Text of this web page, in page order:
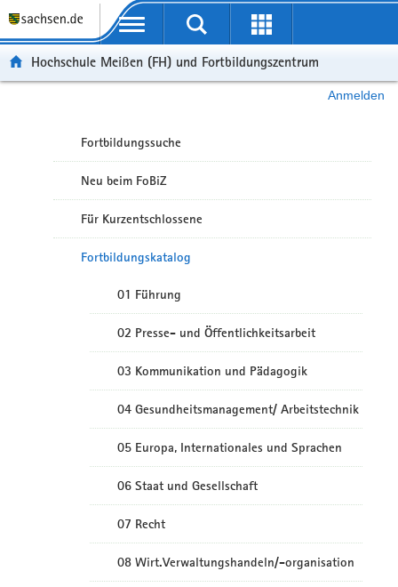
Portalübergreifende Navigation
Hochschule Meißen (FH) und Fortbildungszentrum
Anmelden
Fortbildungssuche
Neu beim FoBiZ
Für Kurzentschlossene
Fortbildungskatalog
01 Führung
02 Presse- und Öffentlichkeitsarbeit
03 Kommunikation und Pädagogik
04 Gesundheitsmanagement/ Arbeitstechnik
05 Europa, Internationales und Sprachen
06 Staat und Gesellschaft
07 Recht
08 Wirt.Verwaltungshandeln/-organisation